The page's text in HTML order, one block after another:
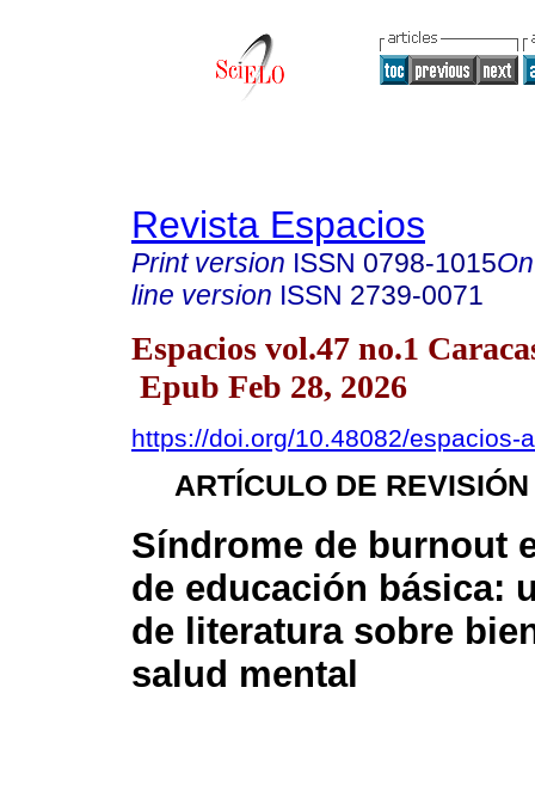
Revista Espacios
Print version ISSN 0798-1015
line version ISSN 2739-0071
Espacios vol.47 no.1
Epub Feb 28, 2026
https://doi.org/10.48082/espacios-
ARTÍCULO DE
Síndrome de burnout
de educación básica:
de literatura sobre
salud mental